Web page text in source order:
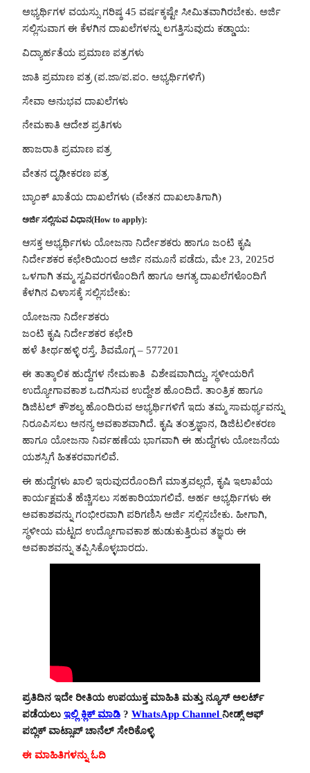
ಅಭ್ಯರ್ಥಿಗಳ ವಯಸ್ಸು ಗರಿಷ್ಠ 45 ವರ್ಷಕ್ಕಷ್ಟೇ ಸೀಮಿತವಾಗಿರಬೇಕು. ಅರ್ಜಿ
ಸಲ್ಲಿಸುವಾಗ ಈ ಕೆಳಗಿನ ದಾಖಲೆಗಳನ್ನು ಲಗತ್ತಿಸುವುದು ಕಡ್ಡಾಯ:
ವಿದ್ಯಾರ್ಹತೆಯ ಪ್ರಮಾಣ ಪತ್ರಗಳು
ಜಾತಿ ಪ್ರಮಾಣ ಪತ್ರ (ಪ.ಜಾ/ಪ.ಪಂ. ಅಭ್ಯರ್ಥಿಗಳಿಗೆ)
ಸೇವಾ ಅನುಭವ ದಾಖಲೆಗಳು
ನೇಮಕಾತಿ ಆದೇಶ ಪ್ರತಿಗಳು
ಹಾಜರಾತಿ ಪ್ರಮಾಣ ಪತ್ರ
ವೇತನ ದೃಢೀಕರಣ ಪತ್ರ
ಬ್ಯಾಂಕ್ ಖಾತೆಯ ದಾಖಲೆಗಳು (ವೇತನ ದಾಖಲಾತಿಗಾಗಿ)
ಅರ್ಜಿ ಸಲ್ಲಿಸುವ ವಿಧಾನ(How to apply):
ಆಸಕ್ತ ಅಭ್ಯರ್ಥಿಗಳು ಯೋಜನಾ ನಿರ್ದೇಶಕರು ಹಾಗೂ ಜಂಟಿ ಕೃಷಿ
ನಿರ್ದೇಶಕರ ಕಛೇರಿಯಿಂದ ಅರ್ಜಿ ನಮೂನೆ ಪಡೆದು, ಮೇ 23, 2025ರ
ಒಳಗಾಗಿ ತಮ್ಮ ಸ್ವವಿವರಗಳೊಂದಿಗೆ ಹಾಗೂ ಅಗತ್ಯ ದಾಖಲೆಗಳೊಂದಿಗೆ
ಕೆಳಗಿನ ವಿಳಾಸಕ್ಕೆ ಸಲ್ಲಿಸಬೇಕು:
ಯೋಜನಾ ನಿರ್ದೇಶಕರು
ಜಂಟಿ ಕೃಷಿ ನಿರ್ದೇಶಕರ ಕಛೇರಿ
ಹಳೆ ತೀರ್ಥಹಳ್ಳಿ ರಸ್ತೆ, ಶಿವಮೊಗ್ಗ – 577201
ಈ ತಾತ್ಕಾಲಿಕ ಹುದ್ದೆಗಳ ನೇಮಕಾತಿ ವಿಶೇಷವಾಗಿದ್ದು, ಸ್ಥಳೀಯರಿಗೆ
ಉದ್ಯೋಗಾವಕಾಶ ಒದಗಿಸುವ ಉದ್ದೇಶ ಹೊಂದಿದೆ. ತಾಂತ್ರಿಕ ಹಾಗೂ
ಡಿಜಿಟಲ್ ಕೌಶಲ್ಯ ಹೊಂದಿರುವ ಅಭ್ಯರ್ಥಿಗಳಿಗೆ ಇದು ತಮ್ಮ ಸಾಮರ್ಥ್ಯವನ್ನು
ನಿರೂಪಿಸಲು ಅನನ್ಯ ಅವಕಾಶವಾಗಿದೆ. ಕೃಷಿ ತಂತ್ರಜ್ಞಾನ, ಡಿಜಿಟಲೀಕರಣ
ಹಾಗೂ ಯೋಜನಾ ನಿರ್ವಹಣೆಯ ಭಾಗವಾಗಿ ಈ ಹುದ್ದೆಗಳು ಯೋಜನೆಯ
ಯಶಸ್ಸಿಗೆ ಹಿತಕರವಾಗಲಿವೆ.
ಈ ಹುದ್ದೆಗಳು ಖಾಲಿ ಇರುವುದರೊಂದಿಗೆ ಮಾತ್ರವಲ್ಲದೆ, ಕೃಷಿ ಇಲಾಖೆಯ
ಕಾರ್ಯಕ್ಷಮತೆ ಹೆಚ್ಚಿಸಲು ಸಹಕಾರಿಯಾಗಲಿವೆ. ಅರ್ಹ ಅಭ್ಯರ್ಥಿಗಳು ಈ
ಅವಕಾಶವನ್ನು ಗಂಭೀರವಾಗಿ ಪರಿಗಣಿಸಿ ಅರ್ಜಿ ಸಲ್ಲಿಸಬೇಕು. ಹೀಗಾಗಿ,
ಸ್ಥಳೀಯ ಮಟ್ಟದ ಉದ್ಯೋಗಾವಕಾಶ ಹುಡುಕುತ್ತಿರುವ ತಜ್ಞರು ಈ
ಅವಕಾಶವನ್ನು ತಪ್ಪಿಸಿಕೊಳ್ಳಬಾರದು.
ಪ್ರತಿದಿನ ಇದೇ ರೀತಿಯ ಉಪಯುಕ್ತ ಮಾಹಿತಿ ಮತ್ತು ನ್ಯೂಸ್ ಅಲರ್ಟ್
ಪಡೆಯಲು ಇಲ್ಲಿ ಕ್ಲಿಕ್ ಮಾಡಿ ? WhatsApp Channel ನೀಡ್ಸ್ ಆಫ್
ಪಬ್ಲಿಕ್ ವಾಟ್ಸಾಪ್ ಚಾನೆಲ್ ಸೇರಿಕೊಳ್ಳಿ
ಈ ಮಾಹಿತಿಗಳನ್ನು ಓದಿ